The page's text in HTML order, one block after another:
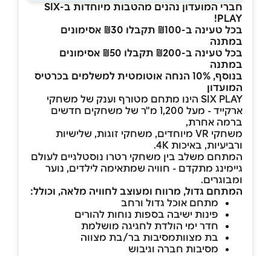
חברי המועדון נהנים מהטבות מיוחדות ב-SIX
PLAY!
בכל טעינה ב-₪100 תקבלו ₪30 אסימונים
במתנה
בכל טעינה ב-₪200 תקבלו ₪50 אסימונים
במתנה
בנוסף, 10% הנחה אוטומטית למשלמים בכרטיס
המועדון
SIX PLAY הינו מתחם מטורף וענק של משחקי
ארקייד - מעל 1,200 מ"ר של משחקים חדשים
ברמה אחרת,
משחקי VR מיוחדים, משחקי זוגות, שלישיות
ורביעיות, באיכות 4K.
המתחם משלב בין משחקי רטרו נוסטלגיים לעולם
גיימינג מתקדם - חוויה שמתאימה לילדים, נוער
ומבוגרים.
המתחם גדול, מרווח ומעוצב לחוויה מלאה, וכולל:
מתחם אוכל גדול ורחב
פינות ישיבה בספות נוחות להורים
חדר ימי הולדת לחגיגה מושלמת
בת מצוותמסיבות בר/בת מצווה
מסיבות חברה וגיבוש